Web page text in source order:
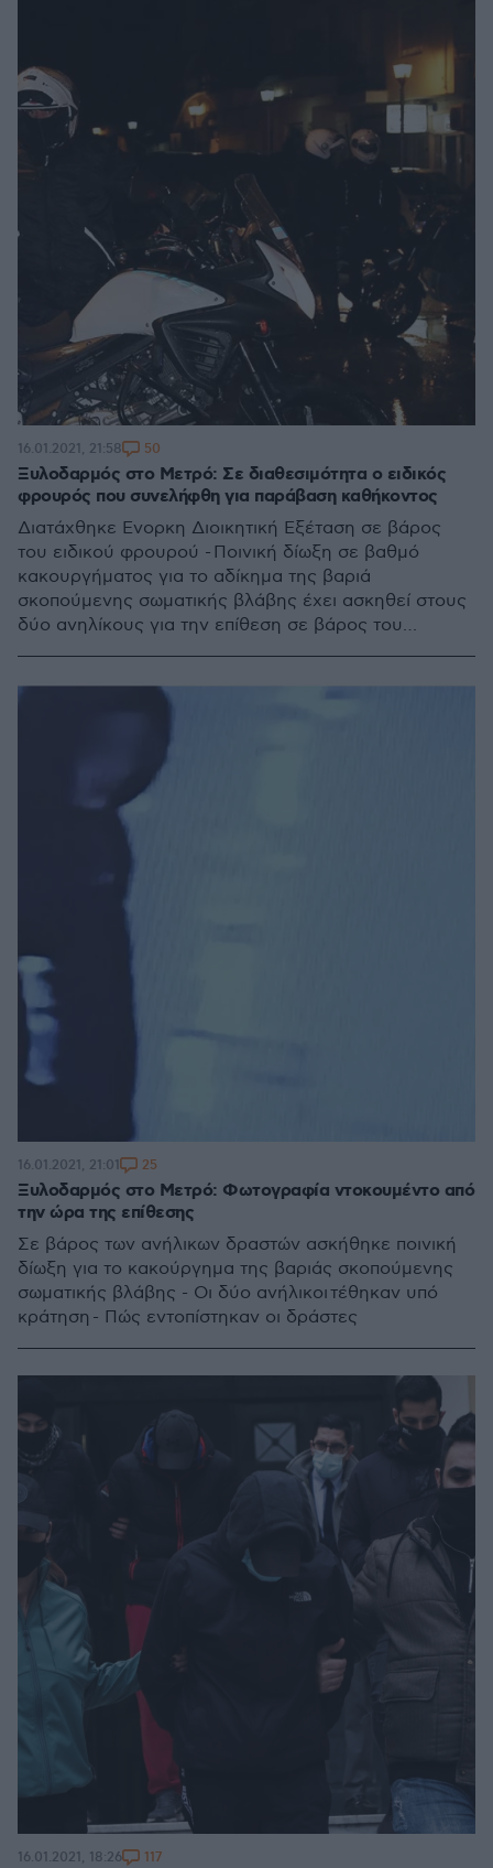
Ξυλοδαρμός στο Μετρό: Σε διαθεσιμότητα ο ειδικός
φρουρός που συνελήφθη για παράβαση καθήκοντος
Διατάχθηκε Ενορκη Διοικητική Εξέταση σε βάρος
του ειδικού φρουρού - Ποινική δίωξη σε βαθμό
κακουργήματος για το αδίκημα της βαριά
σκοπούμενης σωματικής βλάβης έχει ασκηθεί στους
δύο ανηλίκους για την επίθεση σε βάρος του
16.01.2021, 21:58 50
Ξυλοδαρμός στο Μετρό: Φωτογραφία ντοκουμέντο από
την ώρα της επίθεσης
Σε βάρος των ανήλικων δραστών ασκήθηκε ποινική
δίωξη για το κακούργημα της βαριάς σκοπούμενης
σωματικής βλάβης - Οι δύο ανήλικοι τέθηκαν υπό
κράτηση - Πώς εντοπίστηκαν οι δράστες
16.01.2021, 21:01 25
16.01.2021, 18:26 117